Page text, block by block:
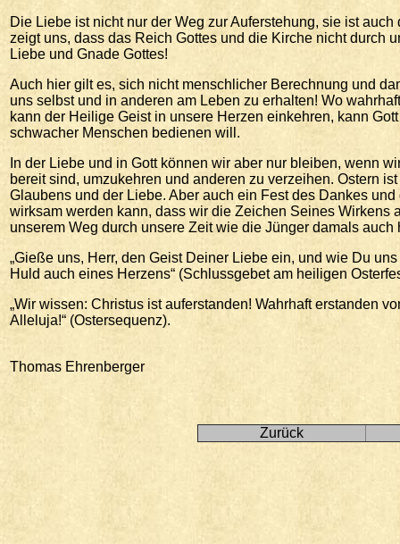
Die Liebe ist nicht nur der Weg zur Auferstehung, sie ist
zeigt uns, dass das Reich Gottes und die Kirche nicht durch
Liebe und Gnade Gottes!
Auch hier gilt es, sich nicht menschlicher Berechnung und
uns selbst und in anderen am Leben zu erhalten! Wo
kann der Heilige Geist in unsere Herzen einkehren, kann
schwacher Menschen bedienen will.
In der Liebe und in Gott können wir aber nur bleiben, wenn
bereit sind, umzukehren und anderen zu verzeihen. Ostern
Glaubens und der Liebe. Aber auch ein Fest des Dankes
wirksam werden kann, dass wir die Zeichen Seines
unserem Weg durch unsere Zeit wie die Jünger damals auch
„Gieße uns, Herr, den Geist Deiner Liebe ein, und wie Du
Huld auch eines Herzens“ (Schlussgebet am heiligen
„Wir wissen: Christus ist auferstanden! Wahrhaft erstanden
Alleluja!“ (Ostersequenz).
Thomas Ehrenberger
Zurück